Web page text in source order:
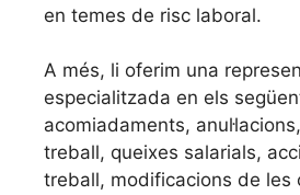
en temes de risc laboral.
A més, li oferim una
especialitzada en els
acomiadaments,
treball, queixes salarials,
treball, modificacions de les